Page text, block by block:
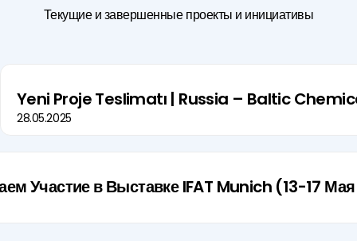
Текущие и завершенные проекты и инициативы
Yeni Proje Teslimatı | Russia – Baltic
28.05.2025
Участие в Выставке IFAT Munich (13-17